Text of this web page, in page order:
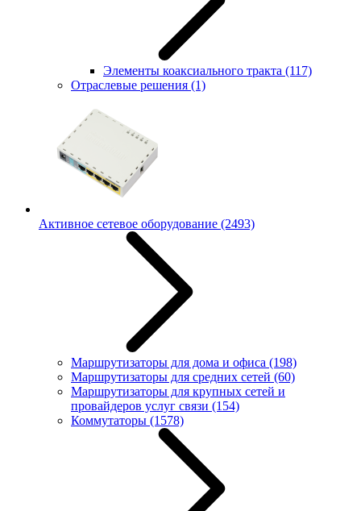
Элементы коаксиального тракта (117)
Отраслевые решения (1)
Активное сетевое оборудование (2493)
Маршрутизаторы для дома и офиса (198)
Маршрутизаторы для средних сетей (60)
Маршрутизаторы для крупных сетей и
провайдеров услуг связи (154)
Коммутаторы (1578)